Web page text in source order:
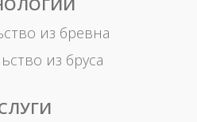
из бревна
из бруса